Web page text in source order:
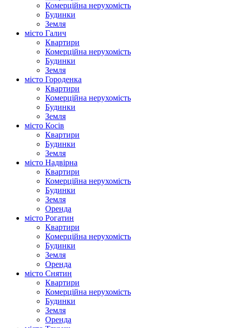
Комерційна нерухомість
Будинки
Земля
місто Галич
Квартири
Комерційна нерухомість
Будинки
Земля
місто Городенка
Квартири
Комерційна нерухомість
Будинки
Земля
місто Косів
Квартири
Будинки
Земля
місто Надвірна
Квартири
Комерційна нерухомість
Будинки
Земля
Оренда
місто Рогатин
Квартири
Комерційна нерухомість
Будинки
Земля
Оренда
місто Снятин
Квартири
Комерційна нерухомість
Будинки
Земля
Оренда